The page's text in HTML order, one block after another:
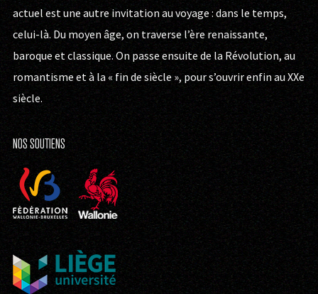
actuel est une autre invitation au voyage : dans le temps,
celui-là. Du moyen âge, on traverse l’ère renaissante,
baroque et classique. On passe ensuite de la Révolution, au
romantisme et à la « fin de siècle », pour s’ouvrir enfin au XXe
siècle.
NOS SOUTIENS